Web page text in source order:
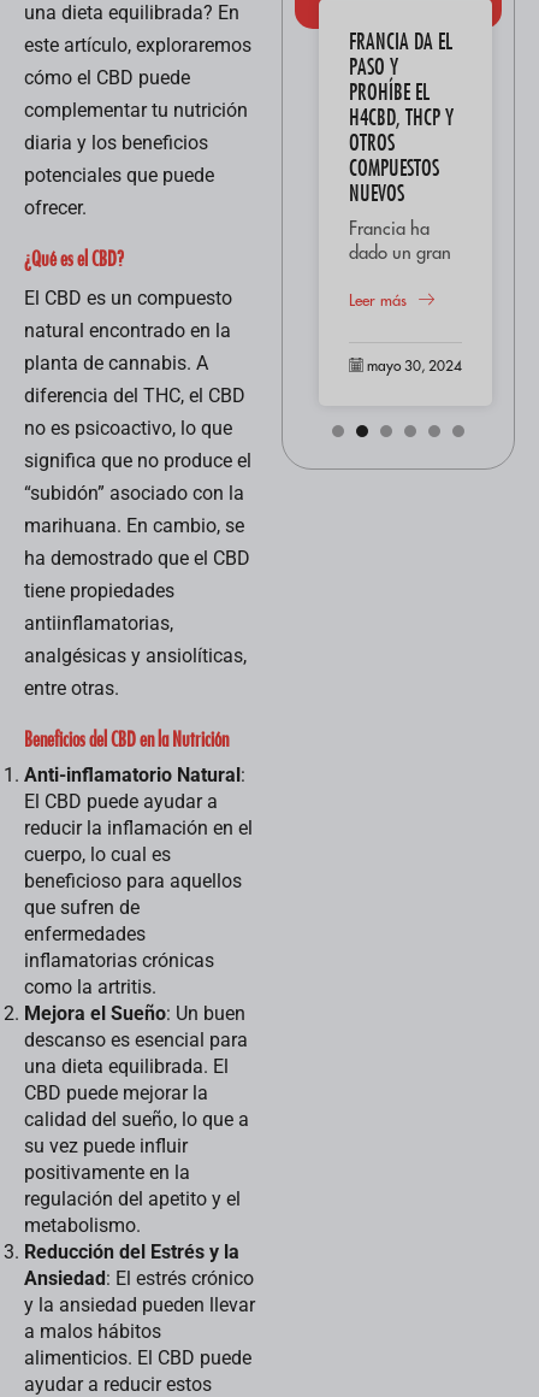
una dieta equilibrada? En
este artículo, exploraremos
cómo el CBD puede
complementar tu nutrición
diaria y los beneficios
potenciales que puede
ofrecer.
¿Qué es el CBD?
El CBD es un compuesto
natural encontrado en la
planta de cannabis. A
diferencia del THC, el CBD
no es psicoactivo, lo que
significa que no produce el
“subidón” asociado con la
marihuana. En cambio, se
ha demostrado que el CBD
tiene propiedades
antiinflamatorias,
analgésicas y ansiolíticas,
entre otras.
Beneficios del CBD en la Nutrición
Anti-inflamatorio Natural:
El CBD puede ayudar a
reducir la inflamación en el
cuerpo, lo cual es
beneficioso para aquellos
que sufren de
enfermedades
inflamatorias crónicas
como la artritis.
Mejora el Sueño: Un buen
descanso es esencial para
una dieta equilibrada. El
CBD puede mejorar la
calidad del sueño, lo que a
su vez puede influir
positivamente en la
regulación del apetito y el
metabolismo.
Reducción del Estrés y la
Ansiedad: El estrés crónico
y la ansiedad pueden llevar
a malos hábitos
alimenticios. El CBD puede
ayudar a reducir estos
AMNESIA HAZE:
“DESCUBRE SUS
CARACTERÍSTICAS
Y ORÍGENES”
El cannabis
Amnesia es una
imaginación de
los entusiastas
del cannabis en
todo el mundo
debido a sus
características
distintivas...
mayo 30, 2024
FRANCIA DA EL
PASO Y
PROHÍBE EL
H4CBD, THCP Y
OTROS
COMPUESTOS
NUEVOS
Francia ha
dado un gran
prohibir
de
cannabinoides
H4CBD, THCP
y otros
derivados
Leer más
mayo 30, 2024